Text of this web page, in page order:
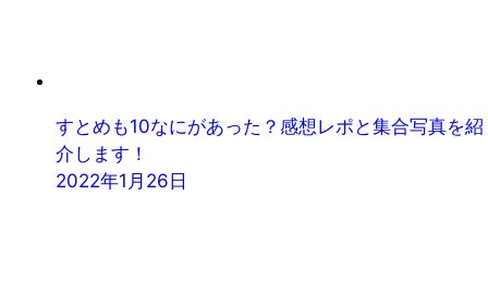
すとめも10なにがあった？感想レポと集合写真を紹
介します！
2022年1月26日